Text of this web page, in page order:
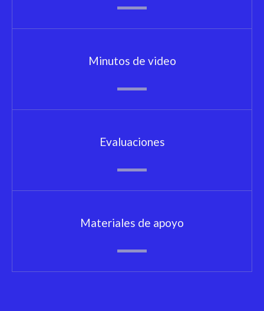
Minutos de video
Evaluaciones
Materiales de apoyo